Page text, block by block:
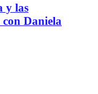
y las
con Daniela